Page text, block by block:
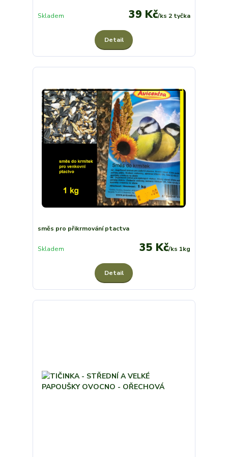
39 Kč/ks 2 tyčka
Skladem
Detail
směs pro přikrmování ptactva
35 Kč/ks 1kg
Skladem
Detail